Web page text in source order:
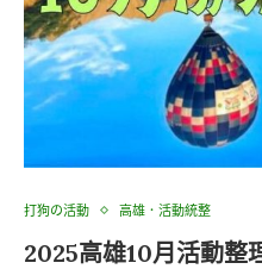
打狗の活動 高雄．活動統整
2025高雄10月活動整